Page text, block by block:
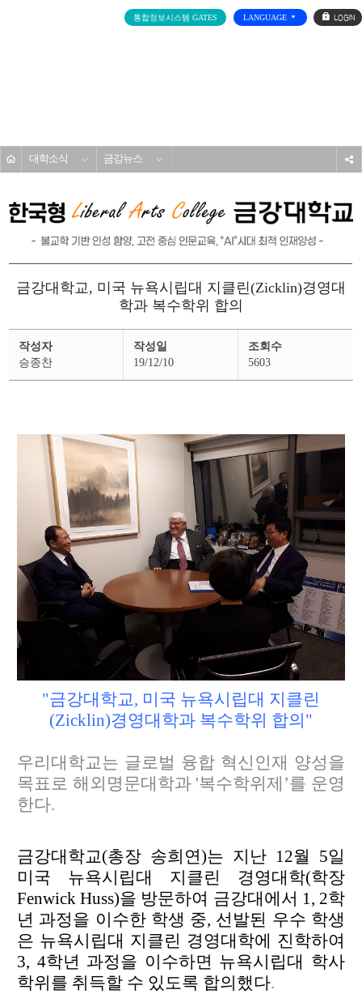
통합정보시스템 GATES LANGUAGE
로
그
대학소식 금강뉴스
상
금강대학교, 미국 뉴욕시립대 지클린(Zicklin)경영대
학과 복수학위 합의
작성자
승종찬
작성일
19/12/10
조회수
5603
"금강대학교, 미국 뉴욕시립대 지클린
(Zicklin)경영대학과 복수학위 합의"
우리대학교는 글로벌 융합 혁신인재 양성을
목표로 해외명문대학과 '복수학위제’를 운영
한다.
금강대학교(총장 송희연)는 지난 12월 5일
미국 뉴욕시립대 지클린 경영대학(학장
Fenwick Huss)을 방문하여 금강대에서 1, 2학
년 과정을 이수한 학생 중, 선발된 우수 학생
은 뉴욕시립대 지클린 경영대학에 진학하여
3, 4학년 과정을 이수하면 뉴욕시립대 학사
학위를 취득할 수 있도록 합의했다.